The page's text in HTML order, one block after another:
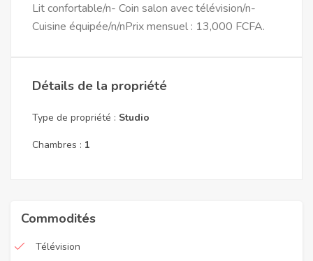
Lit confortable/n- Coin salon avec télévision/n-
Cuisine équipée/n/nPrix mensuel : 13,000 FCFA.
Détails de la propriété
Type de propriété : Studio
Chambres : 1
Commodités
Télévision